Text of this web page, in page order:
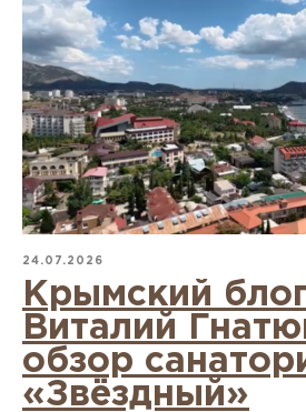
24.07.2026
Крымский
Виталий
обзор
«Звёздный»